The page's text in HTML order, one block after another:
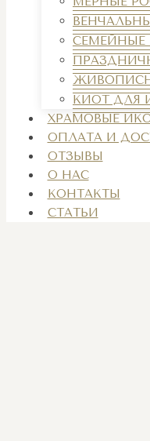
КИОТ ДЛЯ
ХРАМОВЫЕ
ОПЛАТА И
ОТЗЫВЫ
О НАС
КОНТАКТЫ
СТАТЬИ